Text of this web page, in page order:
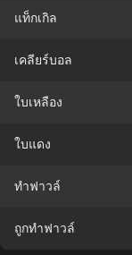
แท็กเกิล
เคลียร์บอล
ใบเหลือง
ใบแดง
ทำฟาวล์
ถูกทำฟาวล์